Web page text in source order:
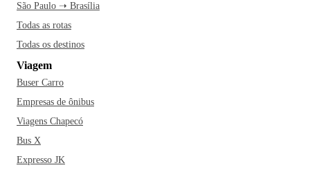
São Paulo ➝ Brasília
Todas as rotas
Todas os destinos
Viagem
Buser Carro
Empresas de ônibus
Viagens Chapecó
Bus X
Expresso JK